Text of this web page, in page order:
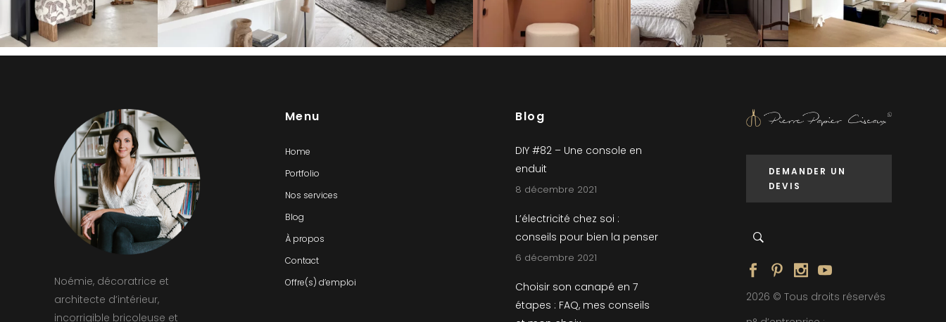
Noémie, décoratrice et
architecte d’intérieur,
incorrigible bricoleuse et
Menu
Home
Portfolio
Nos services
Blog
À propos
Contact
Offre(s) d’emploi
Blog
DIY #82 – Une console en
enduit
8 décembre 2021
L’électricité chez soi :
conseils pour bien la penser
6 décembre 2021
Choisir son canapé en 7
étapes : FAQ, mes conseils
DEMANDER UN
DEVIS
2026 © Tous droits réservés